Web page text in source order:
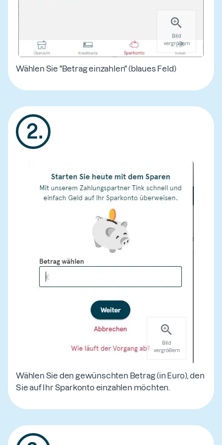
Bild
vergrößern
Wählen Sie "Betrag einzahlen" (blaues Feld)
2.
Bild
vergrößern
Wählen Sie den gewünschten Betrag (in Euro), den
Sie auf Ihr Sparkonto einzahlen möchten.